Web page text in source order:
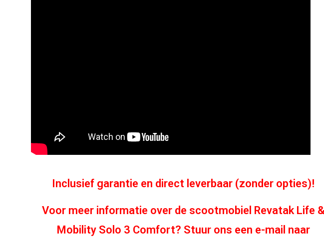
Inclusief garantie en direct leverbaar (zonder opties)!
Voor meer informatie over de scootmobiel Revatak Life &
Mobility Solo 3 Comfort? Stuur ons een e-mail naar